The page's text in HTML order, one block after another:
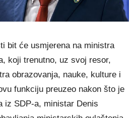
bit će usmjerena na ministra
koji trenutno, uz svoj resor,
obrazovanja, nauke, kulture i
funkciju preuzeo nakon što je
iz SDP-a, ministar Denis